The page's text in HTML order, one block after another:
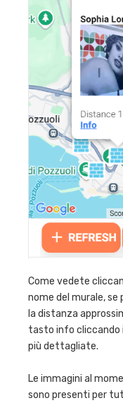
Come vedete
nome del murale,
la distanza
tasto info cliccando
più dettagliate.
Le immagini al
sono presenti per